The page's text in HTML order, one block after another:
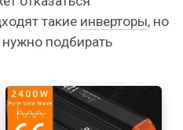
такие инверторы, но
подбирать